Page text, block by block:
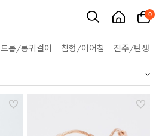
0
드롭/롱귀걸이 침형/이어참 진주/탄생석